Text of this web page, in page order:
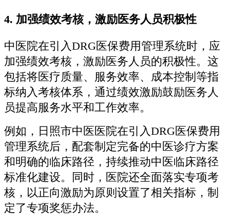
4. 加强绩效考核，激励医务人员积极性
中医院在引入DRG医保费用管理系统时，应
加强绩效考核，激励医务人员的积极性。这
包括将医疗质量、服务效率、成本控制等指
标纳入考核体系，通过绩效激励鼓励医务人
员提高服务水平和工作效率。
例如，日照市中医医院在引入DRG医保费用
管理系统后，配套制定完备的中医诊疗方案
和明确的临床路径，持续推动中医临床路径
标准化建设。同时，医院还全面落实专项考
核，以正向激励为原则设置了相关指标，制
定了专项奖惩办法。